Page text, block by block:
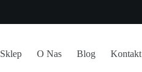
Sklep O Nas Blog Kontakt